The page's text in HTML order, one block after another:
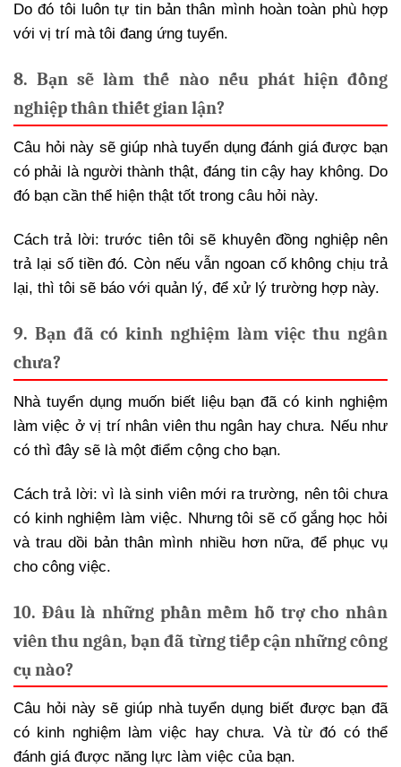
Do đó tôi luôn tự tin bản thân mình hoàn toàn phù hợp
với vị trí mà tôi đang ứng tuyển.
8. Bạn sẽ làm thế nào nếu phát hiện đồng
nghiệp thân thiết gian lận?
Câu hỏi này sẽ giúp nhà tuyển dụng đánh giá được bạn
có phải là người thành thật, đáng tin cậy hay không. Do
đó bạn cần thể hiện thật tốt trong câu hỏi này.
Cách trả lời: trước tiên tôi sẽ khuyên đồng nghiệp nên
trả lại số tiền đó. Còn nếu vẫn ngoan cố không chịu trả
lại, thì tôi sẽ báo với quản lý, để xử lý trường hợp này.
9. Bạn đã có kinh nghiệm làm việc thu ngân
chưa?
Nhà tuyển dụng muốn biết liệu bạn đã có kinh nghiệm
làm việc ở vị trí nhân viên thu ngân hay chưa. Nếu như
có thì đây sẽ là một điểm cộng cho bạn.
Cách trả lời: vì là sinh viên mới ra trường, nên tôi chưa
có kinh nghiệm làm việc. Nhưng tôi sẽ cố gắng học hỏi
và trau dồi bản thân mình nhiều hơn nữa, để phục vụ
cho công việc.
10. Đâu là những phần mềm hỗ trợ cho nhân
viên thu ngân, bạn đã từng tiếp cận những công
cụ nào?
Câu hỏi này sẽ giúp nhà tuyển dụng biết được bạn đã
có kinh nghiệm làm việc hay chưa. Và từ đó có thể
đánh giá được năng lực làm việc của bạn.